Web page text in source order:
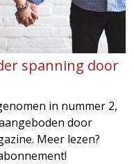
spanning door
in nummer 2,
door
Meer lezen?